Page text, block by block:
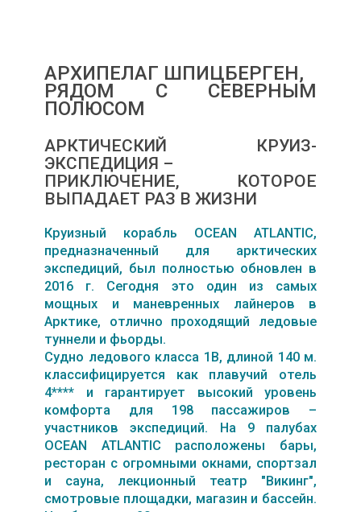
АРХИПЕЛАГ ШПИЦБЕРГЕН,
РЯДОМ С СЕВЕРНЫМ
ПОЛЮСОМ
АРКТИЧЕСКИЙ КРУИЗ-
ЭКСПЕДИЦИЯ –
ПРИКЛЮЧЕНИЕ, КОТОРОЕ
ВЫПАДАЕТ РАЗ В ЖИЗНИ
Круизный корабль OCEAN ATLANTIC,
предназначенный для арктических
экспедиций, был полностью обновлен в
2016 г. Сегодня это один из самых
мощных и маневренных лайнеров в
Арктике, отлично проходящий ледовые
туннели и фьорды.
Судно ледового класса 1B, длиной 140 м.
классифицируется как плавучий отель
4**** и гарантирует высокий уровень
комфорта для 198 пассажиров –
участников экспедиций. На 9 палубах
OCEAN ATLANTIC расположены бары,
ресторан с огромными окнами, спортзал
и сауна, лекционный театр "Викинг",
смотровые площадки, магазин и бассейн.